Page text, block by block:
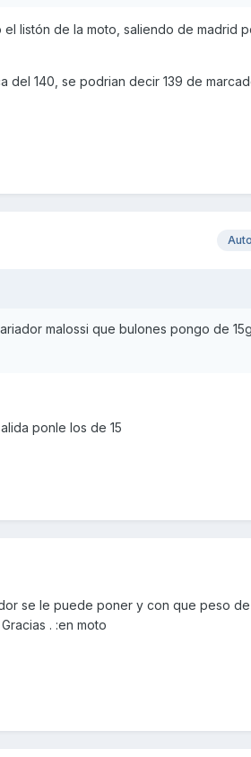
listón de la moto, saliendo de madrid
del 140, se podrian decir 139 de
malossi que bulones pongo de
ponle los de 15
se le puede poner y con que peso
. :en moto